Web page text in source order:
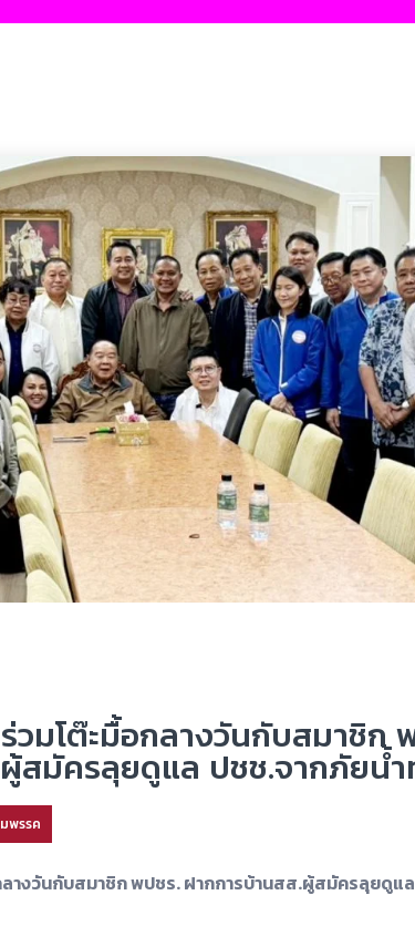
วมโต๊ะมื้อกลางวันกับสมาชิก
สมัครลุยดูแล ปชช.จากภัยน้
พรรค
างวันกับสมาชิก พปชร. ฝากการบ้านสส.ผู้สมัครลุยดูแ